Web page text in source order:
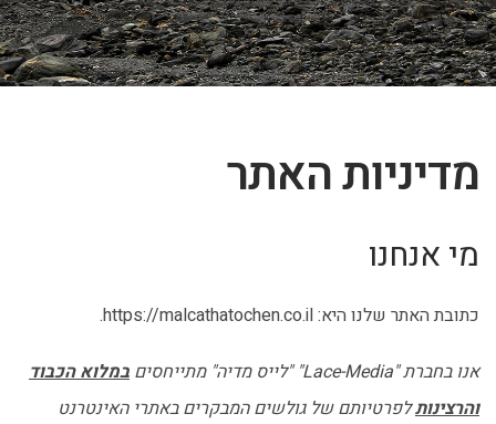
מדיניות האתר
מי אנחנו
כתובת האתר שלנו היא: https://malcathatochen.co.il.
אנו בחברת "Lace-Media" "לייס מדיה" מתייחסים
במלוא הכבוד
והרצינותלפרטיותם של גולשים המבקרים באתרי האינטרנט